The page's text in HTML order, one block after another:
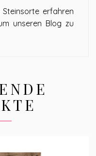
erfahren
unseren Blog zu